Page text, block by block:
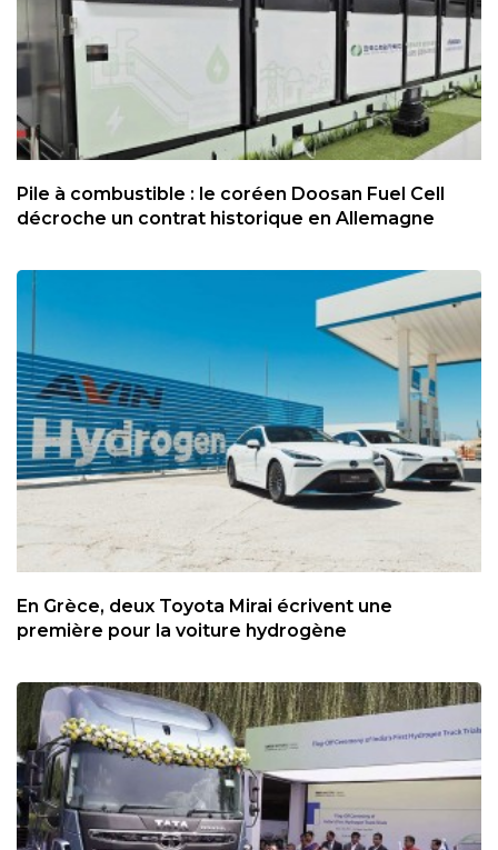
Pile à combustible : le coréen Doosan Fuel Cell
décroche un contrat historique en Allemagne
En Grèce, deux Toyota Mirai écrivent une
première pour la voiture hydrogène